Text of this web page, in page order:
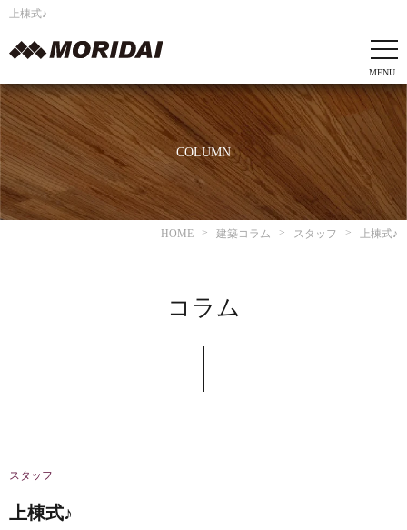
上棟式♪
COLUMN
HOME 建築コラム スタッフ 上棟式♪
コラム
スタッフ
上棟式♪